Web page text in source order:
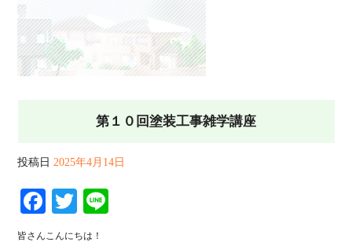
第１０回塗装工事雑学講座
投稿日 2025年4月14日
Facebook
Twitter
皆さんこんにちは！